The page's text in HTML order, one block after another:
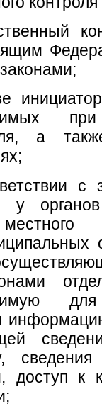
при
а
с
у органов
для
к